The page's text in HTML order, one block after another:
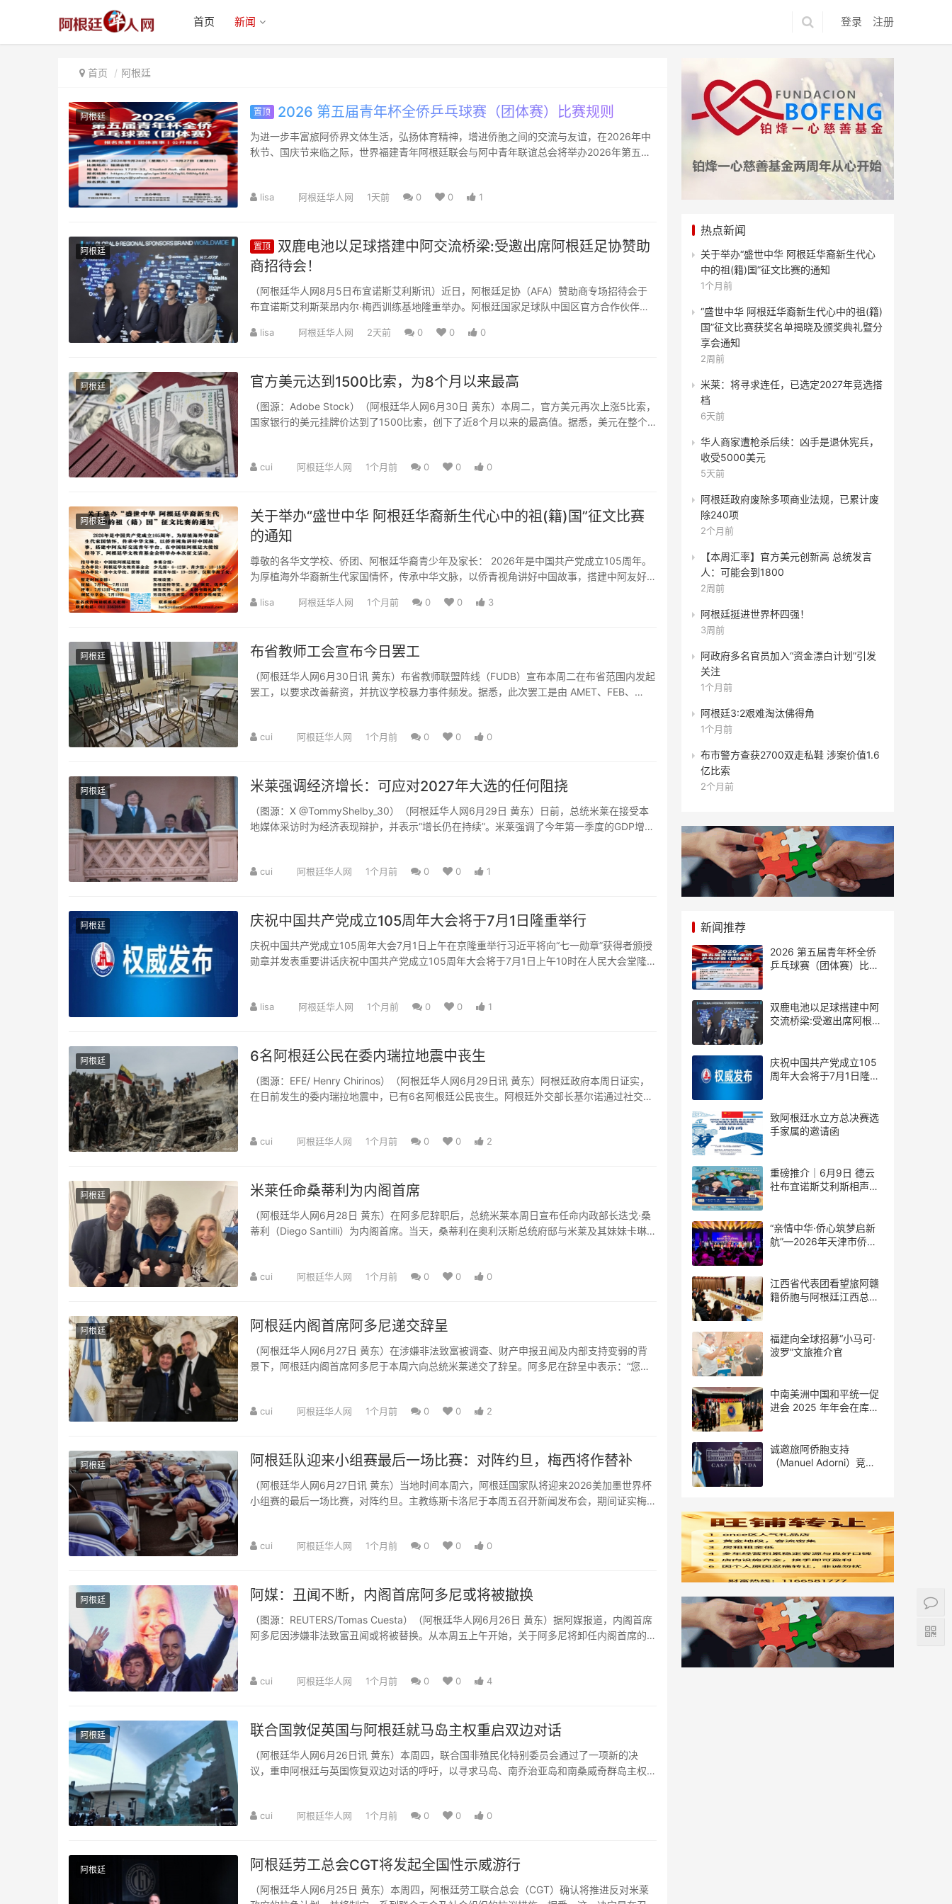
登录 注册
首页 新闻
首页 阿根廷
阿根廷 置顶 2026 第五届青年杯全侨乒乓球赛（团体赛）比赛规则
为进一步丰富旅阿侨界文体生活，弘扬体育精神，增进侨胞之间的交流与友谊，在2026年中
秋节、国庆节来临之际，世界福建青年阿根廷联会与阿中青年联谊总会将举办2026年第五届
lisa 阿根廷华人网 1天前 0 0 1
阿根廷 置顶 双鹿电池以足球搭建中阿交流桥梁:受邀出席阿根廷足协赞助
商招待会！
（阿根廷华人网8月5日布宜诺斯艾利斯讯）近日，阿根廷足协（AFA）赞助商专场招待会于
布宜诺斯艾利斯莱昂内尔·梅西训练基地隆重举办。阿根廷国家足球队中国区官方合作伙伴双
lisa 阿根廷华人网 2天前 0 0 0
阿根廷 官方美元达到1500比索，为8个月以来最高
（图源：Adobe Stock）（阿根廷华人网6月30日 黄东）本周二，官方美元再次上涨5比索，
国家银行的美元挂牌价达到了1500比索，创下了近8个月以来的最高值。据悉，美元在整个6
cui 阿根廷华人网 1个月前 0 0 0
阿根廷
关于举办“盛世中华 阿根廷华裔新生代心中的祖(籍)国”征文比赛
的通知
尊敬的各华文学校、侨团、阿根廷华裔青少年及家长： 2026年是中国共产党成立105周年。
为厚植海外华裔新生代家国情怀，传承中华文脉，以侨青视角讲好中国故事，搭建中阿友好交
lisa 阿根廷华人网 1个月前 0 0 3
阿根廷 布省教师工会宣布今日罢工
（阿根廷华人网6月30日讯 黄东）布省教师联盟阵线（FUDB）宣布本周二在布省范围内发起
罢工，以要求改善薪资，并抗议学校暴力事件频发。据悉，此次罢工是由 AMET、FEB、
cui 阿根廷华人网 1个月前 0 0 0
阿根廷 米莱强调经济增长：可应对2027年大选的任何阻挠
（图源：X @TommyShelby_30）（阿根廷华人网6月29日 黄东）日前，总统米莱在接受本
地媒体采访时为经济表现辩护，并表示“增长仍在持续”。米莱强调了今年第一季度的GDP增长
cui 阿根廷华人网 1个月前 0 0 1
阿根廷 庆祝中国共产党成立105周年大会将于7月1日隆重举行
庆祝中国共产党成立105周年大会7月1日上午在京隆重举行习近平将向“七一勋章”获得者颁授
勋章并发表重要讲话庆祝中国共产党成立105周年大会将于7月1日上午10时在人民大会堂隆重
lisa 阿根廷华人网 1个月前 0 0 1
阿根廷 6名阿根廷公民在委内瑞拉地震中丧生
（图源：EFE/ Henry Chirinos）（阿根廷华人网6月29日讯 黄东）阿根廷政府本周日证实，
在日前发生的委内瑞拉地震中，已有6名阿根廷公民丧生。阿根廷外交部长基尔诺通过社交网
cui 阿根廷华人网 1个月前 0 0 2
阿根廷 米莱任命桑蒂利为内阁首席
（阿根廷华人网6月28日 黄东）在阿多尼辞职后，总统米莱本周日宣布任命内政部长迭戈·桑
蒂利（Diego Santilli）为内阁首席。当天，桑蒂利在奥利沃斯总统府邸与米莱及其妹妹卡琳娜
cui 阿根廷华人网 1个月前 0 0 0
阿根廷 阿根廷内阁首席阿多尼递交辞呈
（阿根廷华人网6月27日 黄东）在涉嫌非法致富被调查、财产申报丑闻及内部支持变弱的背
景下，阿根廷内阁首席阿多尼于本周六向总统米莱递交了辞呈。阿多尼在辞呈中表示：“您知
cui 阿根廷华人网 1个月前 0 0 2
阿根廷 阿根廷队迎来小组赛最后一场比赛：对阵约旦，梅西将作替补
（阿根廷华人网6月27日讯 黄东）当地时间本周六，阿根廷国家队将迎来2026美加墨世界杯
小组赛的最后一场比赛，对阵约旦。主教练斯卡洛尼于本周五召开新闻发布会，期间证实梅西
cui 阿根廷华人网 1个月前 0 0 0
阿根廷 阿媒：丑闻不断，内阁首席阿多尼或将被撤换
（图源：REUTERS/Tomas Cuesta）（阿根廷华人网6月26日 黄东）据阿媒报道，内阁首席
阿多尼因涉嫌非法致富丑闻或将被替换。从本周五上午开始，关于阿多尼将卸任内阁首席的传
cui 阿根廷华人网 1个月前 0 0 4
阿根廷 联合国敦促英国与阿根廷就马岛主权重启双边对话
（阿根廷华人网6月26日讯 黄东）本周四，联合国非殖民化特别委员会通过了一项新的决
议，重申阿根廷与英国恢复双边对话的呼吁，以寻求马岛、南乔治亚岛和南桑威奇群岛主权争
cui 阿根廷华人网 1个月前 0 0 0
阿根廷 阿根廷劳工总会CGT将发起全国性示威游行
（阿根廷华人网6月25日 黄东）本周四，阿根廷劳工联合总会（CGT）确认将推进反对米莱
热点新闻
关于举办“盛世中华 阿根廷华裔新生代心
中的祖(籍)国”征文比赛的通知
1个月前
“盛世中华 阿根廷华裔新生代心中的祖(籍)
国”征文比赛获奖名单揭晓及颁奖典礼暨分
享会通知
2周前
米莱：将寻求连任，已选定2027年竞选搭
档
6天前
华人商家遭枪杀后续：凶手是退休宪兵，
收受5000美元
5天前
阿根廷政府废除多项商业法规，已累计废
除240项
2个月前
【本周汇率】官方美元创新高 总统发言
人：可能会到1800
2周前
阿根廷挺进世界杯四强！
3周前
阿政府多名官员加入“资金漂白计划”引发
关注
1个月前
阿根廷3:2艰难淘汰佛得角
1个月前
布市警方查获2700双走私鞋 涉案价值1.6
亿比索
2个月前
新闻推荐
2026 第五届青年杯全侨
乒乓球赛（团体赛）比赛
双鹿电池以足球搭建中阿
交流桥梁:受邀出席阿根廷
庆祝中国共产党成立105
周年大会将于7月1日隆重
致阿根廷水立方总决赛选
手家属的邀请函
重磅推介｜6月9日 德云
社布宜诺斯艾利斯相声专
结！
“亲情中华·侨心筑梦启新
航”—2026年天津市侨界
江西省代表团看望旅阿赣
籍侨胞与阿根廷江西总商
福建向全球招募“小马可·
波罗”文旅推介官
中南美洲中国和平统一促
进会 2025 年年会在库拉
诚邀旅阿侨胞支持
（Manuel Adorni）竞选